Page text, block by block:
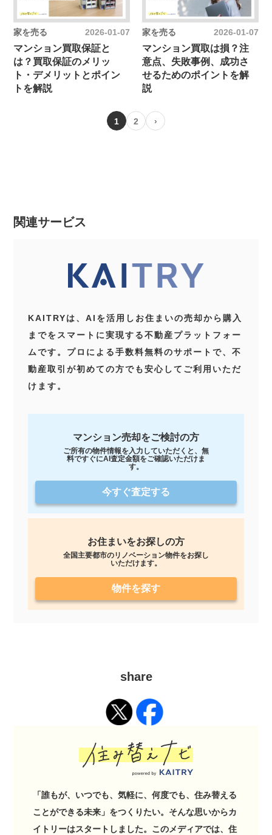
家を売る 2026-01-07
マンション買取保証と
は？買取保証のメリッ
ト・デメリットとポイン
トを解説
家を売る 2026-01-07
マンション買取は損？注
意点、失敗事例、成功さ
せるためのポイントを解
説
1 2 ›
関連サービス
KAITRYは、AIを活用しお住まいの売却から購入
までをスマートに実現する不動産プラットフォー
ムです。プロによる手数料無料のサポートで、不
動産取引が初めての方でも安心してご利用いただ
けます。
マンション売却をご検討の方
ご所有の物件情報を入力していただくと、無
料ですぐにAI査定金額をご確認いただけま
す。
今すぐ査定する
お住まいをお探しの方
全国主要都市のリノベーション物件をお探し
いただけます。
物件を探す
share
「誰もが、いつでも、気軽に、何度でも、住み替える
ことができる未来」をつくりたい。そんな思いからカ
イトリーはスタートしました。このメディアでは、住